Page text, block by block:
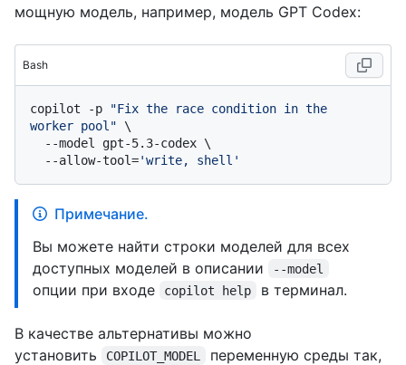
мощную модель, например, модель GPT Codex:
Bash
copilot -p
"Fix the race condition in the
worker pool" \
  --allow-tool=
'write, shell'
Примечание.
Вы можете найти строки моделей для всех
доступных моделей в описании
--model
опции при входе copilot help в терминал.
В качестве альтернативы можно
установить
COPILOT_MODEL
переменную среды так,